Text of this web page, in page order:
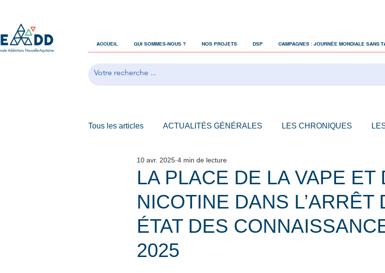
ACCUEIL QUI SOMMES-NOUS ? NOS PROJETS DSP CAMPAGNES : JOURNÉE MONDIALE SANS
Tous les articles ACTUALITÉS GÉNÉRALES LES CHRONIQUES
OFFRES D'EMPLOIS
LA PLACE DE LA VAPE ET
NICOTINE DANS L’ARRÊT
ÉTAT DES
2025
10 avr. 2025 4 min de lecture